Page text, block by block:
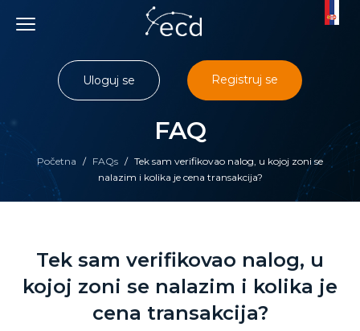
content
Početna / FAQs / Tek sam verifikovao nalog, u kojoj zoni se
nalazim i kolika je cena transakcija?
FAQ
Uloguj se Registruj se
Tek sam verifikovao nalog, u
kojoj zoni se nalazim i kolika je
cena transakcija?